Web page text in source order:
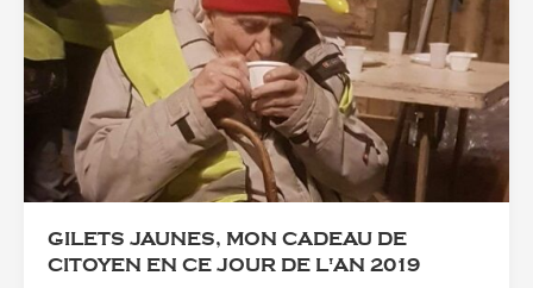
GILETS JAUNES, MON CADEAU DE
CITOYEN EN CE JOUR DE L'AN 2019